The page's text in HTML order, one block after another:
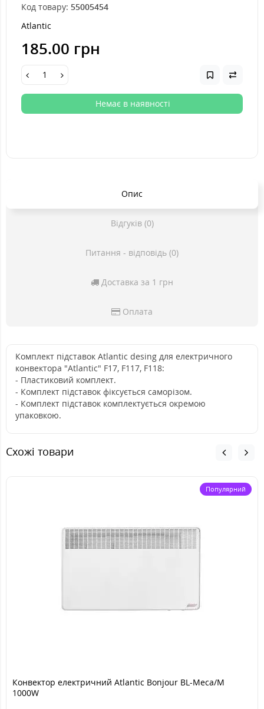
Код товару: 55005454
Atlantic
185.00 грн
Немає в наявності
Опис
Відгуків (0)
Питання - відповідь (0)
Доставка за 1 грн
Оплата
Комплект підставок Atlantic desing для електричного
конвектора "Atlantic" F17, F117, F118:
- Пластиковий комплект.
- Комплект підставок фіксується саморізом.
- Комплект підставок комплектується окремою
упаковкою.
Схожі товари
Популярний
Конвектор електричний Atlantic Bonjour BL-Meca/M
1000W